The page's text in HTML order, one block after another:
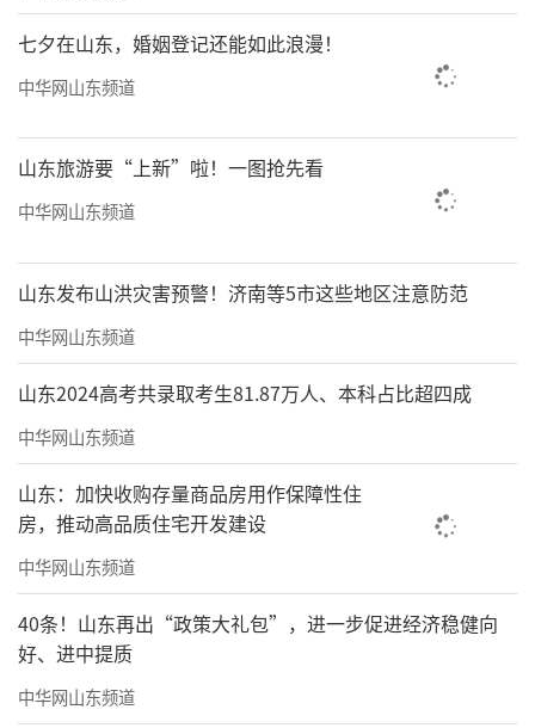
七夕在山东，婚姻登记还能如此浪漫！
中华网山东频道
山东旅游要“上新”啦！一图抢先看
中华网山东频道
山东发布山洪灾害预警！济南等5市这些地区注意防范
中华网山东频道
山东2024高考共录取考生81.87万人、本科占比超四成
中华网山东频道
山东：加快收购存量商品房用作保障性住
房，推动高品质住宅开发建设
中华网山东频道
40条！山东再出“政策大礼包”，进一步促进经济稳健向
好、进中提质
中华网山东频道